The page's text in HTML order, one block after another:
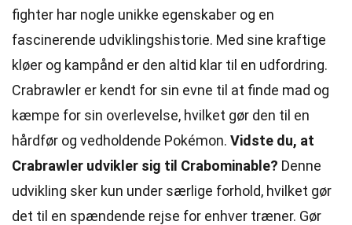
fighter har nogle unikke egenskaber og en
fascinerende udviklingshistorie. Med sine kraftige
kløer og kampånd er den altid klar til en udfordring.
Crabrawler er kendt for sin evne til at finde mad og
kæmpe for sin overlevelse, hvilket gør den til en
hårdfør og vedholdende Pokémon. Vidste du, at
Crabrawler udvikler sig til Crabominable? Denne
udvikling sker kun under særlige forhold, hvilket gør
det til en spændende rejse for enhver træner. Gør